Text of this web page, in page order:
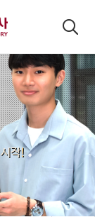
검색패널
시작!